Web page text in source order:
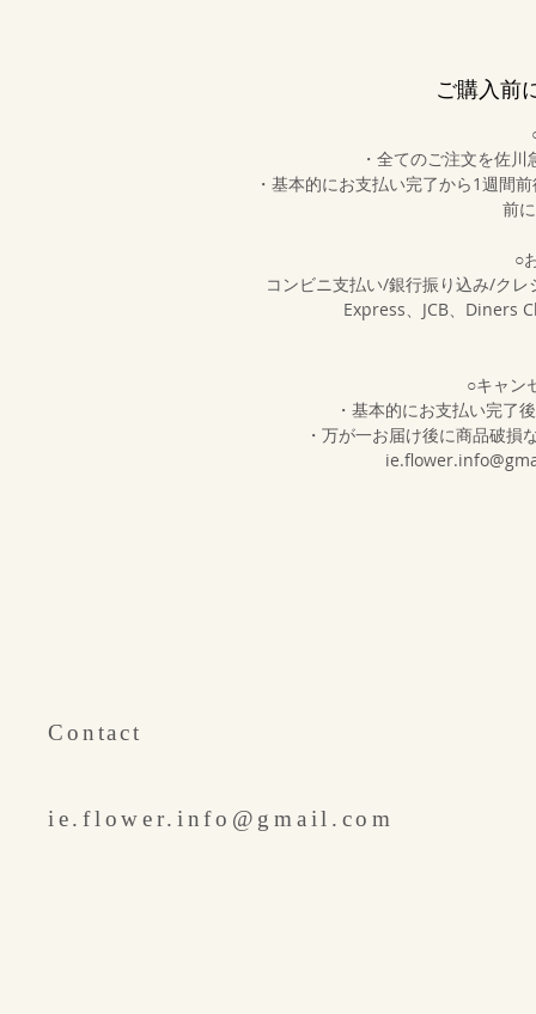
ご購入前
・全てのご注文を佐
・基本的にお支払い完了から1週間
前
○
コンビニ支払い/銀行振り込み/ク
Express、JCB、Diners
○キャン
・基本的にお支払い完了
・万が一お届け後に商品破
​Contact
ie.flower.info@gmail.com